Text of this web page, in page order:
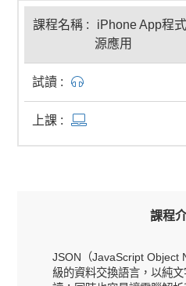
iPhone App程
源應用
課程
JSON（JavaScript Object
級的資料交換語言，以純